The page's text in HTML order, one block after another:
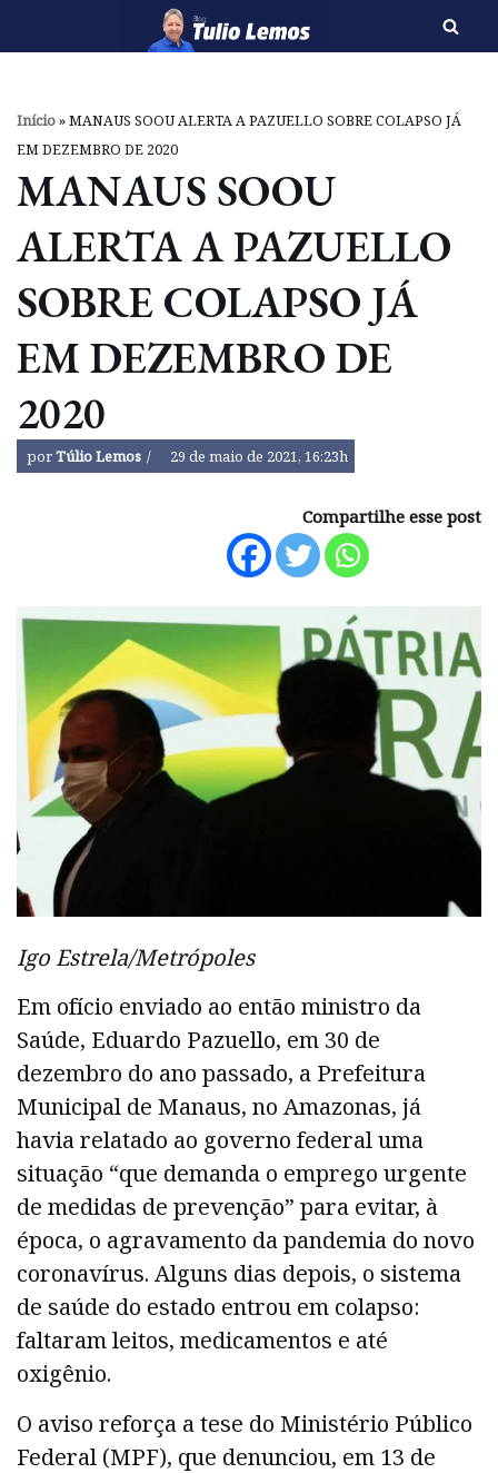
o
conteúdo
Início»MANAUS SOOU ALERTA A PAZUELLO SOBRE COLAPSO JÁ
EM DEZEMBRO DE 2020
MANAUS SOOU
ALERTA A PAZUELLO
SOBRE COLAPSO JÁ
EM DEZEMBRO DE
2020
porTúlio Lemos 29 de maio de 2021, 16:23h
Compartilhe esse post
Igo Estrela/Metrópoles
Em ofício enviado ao então ministro da
Saúde, Eduardo Pazuello, em 30 de
dezembro do ano passado, a Prefeitura
Municipal de Manaus, no Amazonas, já
havia relatado ao governo federal uma
situação “que demanda o emprego urgente
de medidas de prevenção” para evitar, à
época, o agravamento da pandemia do novo
coronavírus. Alguns dias depois, o sistema
de saúde do estado entrou em colapso:
faltaram leitos, medicamentos e até
oxigênio.
O aviso reforça a tese do Ministério Público
Federal (MPF), que denunciou, em 13 de